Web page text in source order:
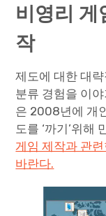
비영리 게
작
제도에 대한 대
분류 경험을 이
은 2008년에 개
도를 ‘까기’위해
게임 제작과 관
바란다.